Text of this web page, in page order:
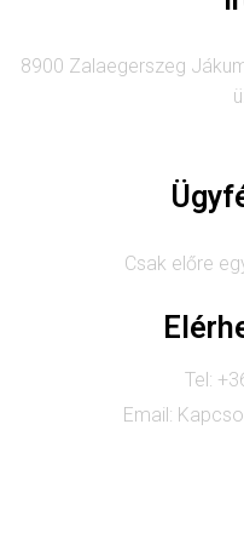
8900 Zalaegerszeg
Csak előre
Tel:
Email: